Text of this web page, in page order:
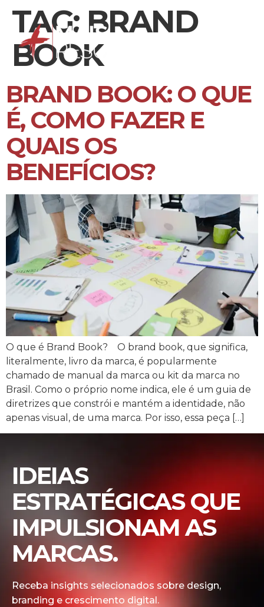
TAG: BRAND
BOOK
BRAND BOOK: O QUE
É, COMO FAZER E
QUAIS OS
BENEFÍCIOS?
O que é Brand Book? O brand book, que significa,
literalmente, livro da marca, é popularmente
chamado de manual da marca ou kit da marca no
Brasil. Como o próprio nome indica, ele é um guia de
diretrizes que constrói e mantém a identidade, não
apenas visual, de uma marca. Por isso, essa peça […]
IDEIAS
ESTRATÉGICAS QUE
IMPULSIONAM AS
MARCAS.
Receba insights selecionados sobre design,
branding e crescimento digital.